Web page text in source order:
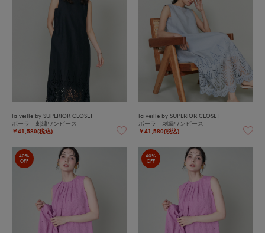
la veille by SUPERIOR CLOSET
ボーラ―刺繍ワンピース
￥41,580(税込)
la veille by SUPERIOR CLOSET
ボーラ―刺繍ワンピース
￥41,580(税込)
40%
OFF
40%
OFF